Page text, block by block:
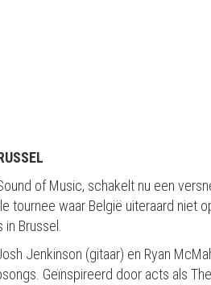
of Music, schakelt nu een
tournee waar België uiteraard niet
Brussel.
Jenkinson (gitaar) en Ryan
Geïnspireerd door acts als